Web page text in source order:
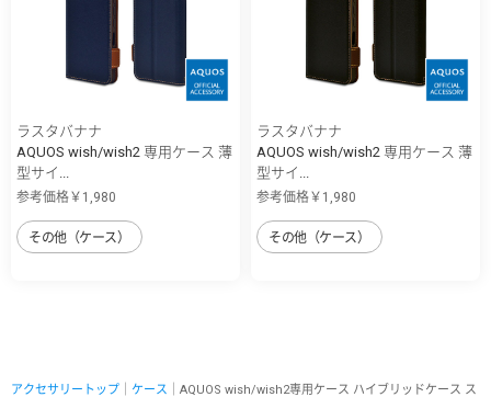
ラスタバナナ
AQUOS wish/wish2 専用ケース 薄
型サイ...
参考価格￥1,980
その他（ケース）
ラスタバナナ
AQUOS wish/wish2 専用ケース 薄
型サイ...
参考価格￥1,980
その他（ケース）
アクセサリートップ ケース ｜AQUOS wish/wish2専用ケース ハイブリッドケース ス